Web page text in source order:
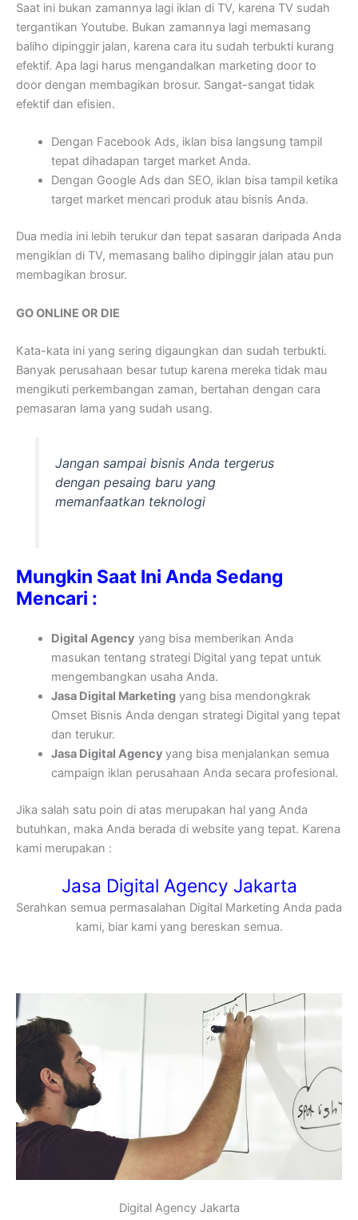
Saat ini bukan zamannya lagi iklan di TV, karena TV sudah
tergantikan Youtube. Bukan zamannya lagi memasang
baliho dipinggir jalan, karena cara itu sudah terbukti kurang
efektif. Apa lagi harus mengandalkan marketing door to
door dengan membagikan brosur. Sangat-sangat tidak
efektif dan efisien.
Dengan Facebook Ads, iklan bisa langsung tampil
tepat dihadapan target market Anda.
Dengan Google Ads dan SEO, iklan bisa tampil ketika
target market mencari produk atau bisnis Anda.
Dua media ini lebih terukur dan tepat sasaran daripada Anda
mengiklan di TV, memasang baliho dipinggir jalan atau pun
membagikan brosur.
GO ONLINE OR DIE
Kata-kata ini yang sering digaungkan dan sudah terbukti.
Banyak perusahaan besar tutup karena mereka tidak mau
mengikuti perkembangan zaman, bertahan dengan cara
pemasaran lama yang sudah usang.
Jangan sampai bisnis Anda tergerus
dengan pesaing baru yang
memanfaatkan teknologi
Mungkin Saat Ini Anda Sedang
Mencari :
Digital Agency yang bisa memberikan Anda
masukan tentang strategi Digital yang tepat untuk
mengembangkan usaha Anda.
Jasa Digital Marketingyang bisa mendongkrak
Omset Bisnis Anda dengan strategi Digital yang tepat
dan terukur.
Jasa Digital Agency yang bisa menjalankan semua
campaign iklan perusahaan Anda secara profesional.
Jika salah satu poin di atas merupakan hal yang Anda
butuhkan, maka Anda berada di website yang tepat. Karena
kami merupakan :
Jasa Digital Agency Jakarta
Serahkan semua permasalahan Digital Marketing Anda pada
kami, biar kami yang bereskan semua.
Digital Agency Jakarta